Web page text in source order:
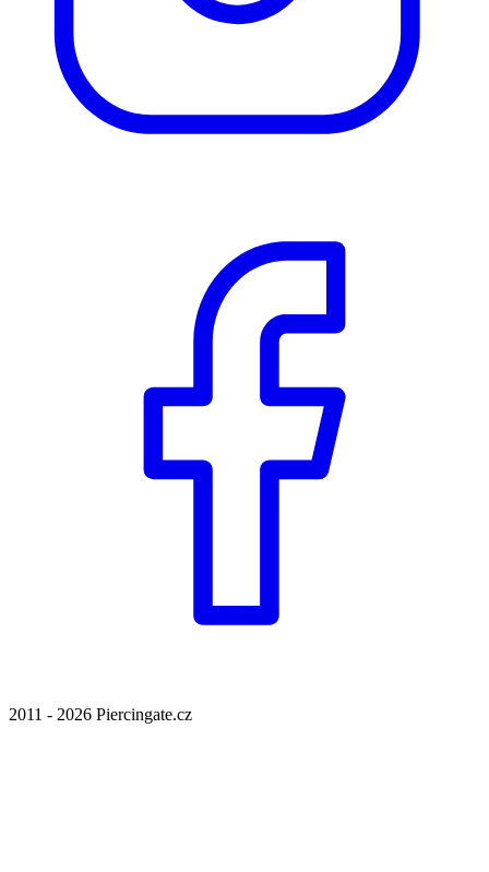
2011 - 2026 Piercingate.cz